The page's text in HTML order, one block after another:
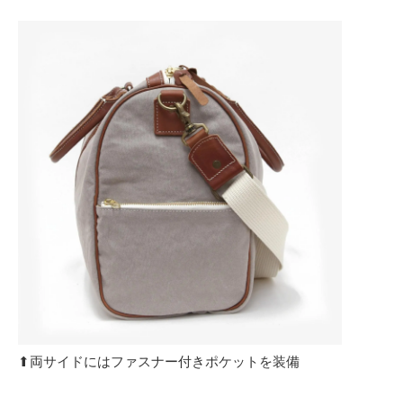
⬆︎両サイドにはファスナー付きポケットを装備